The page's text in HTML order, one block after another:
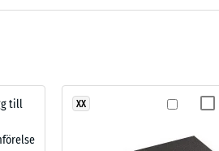
till
XX